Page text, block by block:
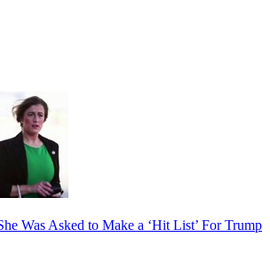
Was Asked to Make a ‘Hit List’ For Trump